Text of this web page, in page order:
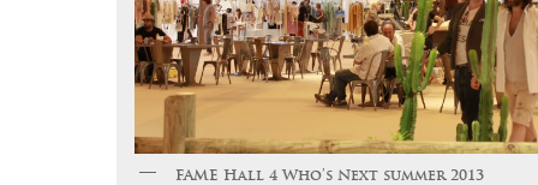
FAME Hall 4 Who’s Next summer 2013